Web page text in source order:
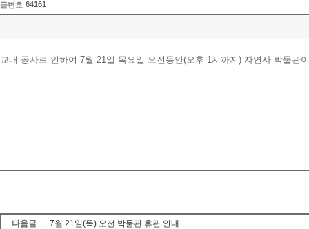
글번호 64161
교내 공사로 인하여 7월 21일 목요일 오전동안(오후 1시까지) 자연사 박물관
다음글
7월 21일(목) 오전 박물관 휴관 안내